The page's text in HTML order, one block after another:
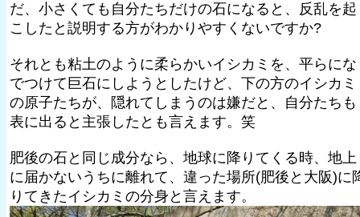
だ、小さくても自分たちだけの石になると、反乱を起
こしたと説明する方がわかりやすくないですか?
それとも粘土のように柔らかいイシカミを、平らにな
でつけて巨石にしようとしたけど、下の方のイシカミ
の原子たちが、隠れてしまうのは嫌だと、自分たちも
表に出ると主張したとも言えます。笑
肥後の石と同じ成分なら、地球に降りてくる時、地上
に届かないうちに離れて、違った場所(肥後と大阪)に
りてきたイシカミの分身と言えます。